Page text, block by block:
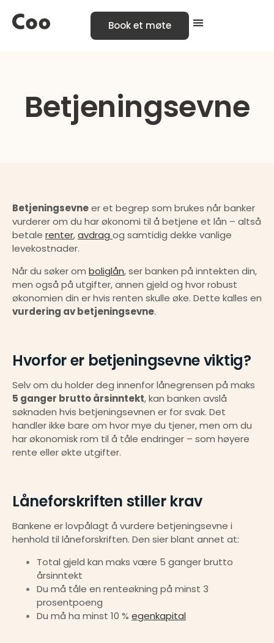
Book et møte
Betjeningsevne
Betjeningsevne er et begrep som brukes når banker
vurderer om du har økonomi til å betjene et lån – altså
betale renter, avdrag og samtidig dekke vanlige
levekostnader.
Når du søker om boliglån, ser banken på inntekten din,
men også på utgifter, annen gjeld og hvor robust
vurdering av betjeningsevne.
Hvorfor er betjeningsevne viktig?
5 ganger brutto årsinntekt, kan banken avslå
søknaden hvis betjeningsevnen er for svak. Det
handler ikke bare om hvor mye du tjener, men om du
har økonomisk rom til å tåle endringer – som høyere
rente eller økte utgifter.
Låneforskriften stiller krav
Bankene er lovpålagt å vurdere betjeningsevne i
henhold til låneforskriften. Den sier blant annet at:
Total gjeld kan maks være 5 ganger brutto
årsinntekt
Du må tåle en renteøkning på minst 3
prosentpoeng
Du må ha minst 10 % egenkapital